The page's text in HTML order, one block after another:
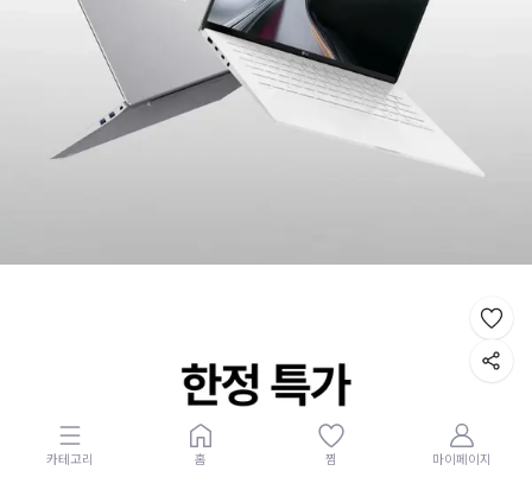
카테고리 홈 찜 마이페이지